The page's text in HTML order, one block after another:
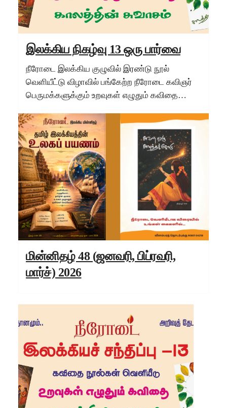
இலக்கிய நிகழ்வு 13 ஒரு பார்வை
நீரோடை இலக்கிய குழுவில் இரண்டு நூல்
வெளியீட்டு விழாவில் பங்கேற்ற நீரோடை கவிஞர்
பெருமக்களுக்கும் உறவுகள் எழுதும் கவிதை…
மின்னிதழ் 48 (ஜனவரி, பிப்ரவரி,
மார்ச்) 2026